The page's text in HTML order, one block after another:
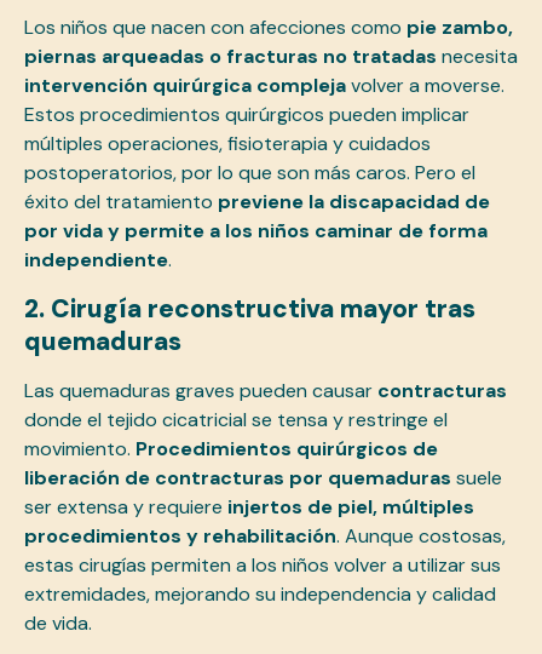
Los niños que nacen con afecciones como pie zambo,
piernas arqueadas o fracturas no tratadas necesita
intervención quirúrgica complejavolver a moverse.
Estos procedimientos quirúrgicos pueden implicar
múltiples operaciones, fisioterapia y cuidados
postoperatorios, por lo que son más caros. Pero el
éxito del tratamiento previene la discapacidad de
por vida y permite a los niños caminar de forma
independiente.
2. Cirugía reconstructiva mayor tras
quemaduras
Las quemaduras graves pueden causar contracturas
donde el tejido cicatricial se tensa y restringe el
movimiento. Procedimientos quirúrgicos de
liberación de contracturas por quemaduras suele
ser extensa y requiere injertos de piel, múltiples
procedimientos y rehabilitación. Aunque costosas,
estas cirugías permiten a los niños volver a utilizar sus
extremidades, mejorando su independencia y calidad
de vida.